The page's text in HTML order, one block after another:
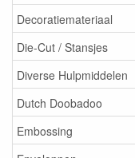
Decoratiemateriaal
Die-Cut / Stansjes
Diverse Hulpmiddelen
Dutch Doobadoo
Embossing